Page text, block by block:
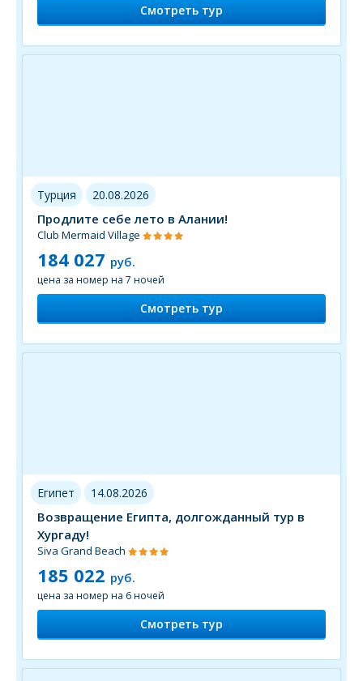
Смотреть тур
Турция 20.08.2026
Продлите себе лето в Алании!
Club Mermaid Village
184 027 руб.
цена за номер на 7 ночей
Смотреть тур
Египет 14.08.2026
Возвращение Египта, долгожданный тур в
Хургаду!
Siva Grand Beach
185 022 руб.
цена за номер на 6 ночей
Смотреть тур